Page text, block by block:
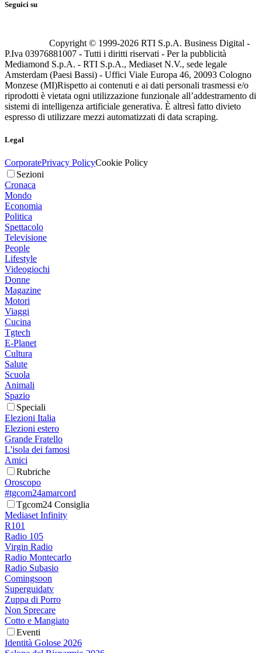
Seguici su
Copyright © 1999-2026 RTI S.p.A. Business Digital -
P.Iva 03976881007 - Tutti i diritti riservati - Per la pubblicità
Mediamond S.p.A. - RTI S.p.A., Mediaset N.V., sede legale
Amsterdam (Paesi Bassi) - Uffici Viale Europa 46, 20093 Cologno
Monzese (MI)Rispetto ai contenuti e ai dati personali trasmessi e/o
riprodotti è vietata ogni utilizzazione funzionale all’addestramento di
sistemi di intelligenza artificiale generativa. È altresì fatto divieto
espresso di utilizzare mezzi automatizzati di data scraping.
Legal
CorporatePrivacy PolicyCookie Policy
Sezioni
Cronaca
Mondo
Economia
Politica
Spettacolo
Televisione
People
Lifestyle
Videogiochi
Donne
Magazine
Motori
Viaggi
Cucina
Tgtech
E-Planet
Cultura
Salute
Scuola
Animali
Spazio
Speciali
Elezioni Italia
Elezioni estero
Grande Fratello
L'isola dei famosi
Amici
Rubriche
Oroscopo
#tgcom24amarcord
Tgcom24 Consiglia
Mediaset Infinity
R101
Radio 105
Virgin Radio
Radio Montecarlo
Radio Subasio
Comingsoon
Superguidatv
Zuppa di Porro
Non Sprecare
Cotto e Mangiato
Eventi
Identità Golose 2026